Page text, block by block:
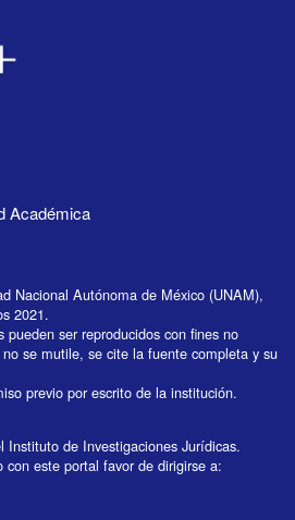
Académica
Nacional Autónoma de México (UNAM),
2021.
pueden ser reproducidos con fines no
se mutile, se cite la fuente completa y su
previo por escrito de la institución.
de Investigaciones Jurídicas.
con este portal favor de dirigirse a: